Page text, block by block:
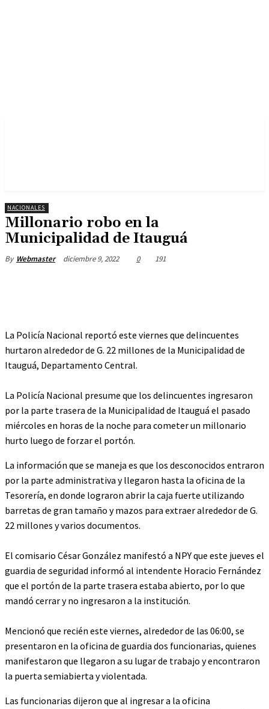
NACIONALES
Millonario robo en la
Municipalidad de Itauguá
By Webmaster diciembre 9, 2022 0 191
La Policía Nacional reportó este viernes que delincuentes
hurtaron alrededor de G. 22 millones de la Municipalidad de
Itauguá, Departamento Central.
La Policía Nacional presume que los delincuentes ingresaron
por la parte trasera de la Municipalidad de Itauguá el pasado
miércoles en horas de la noche para cometer un millonario
hurto luego de forzar el portón.
La información que se maneja es que los desconocidos entraron
por la parte administrativa y llegaron hasta la oficina de la
Tesorería, en donde lograron abrir la caja fuerte utilizando
barretas de gran tamaño y mazos para extraer alrededor de G.
22 millones y varios documentos.
El comisario César González manifestó a NPY que este jueves el
guardia de seguridad informó al intendente Horacio Fernández
que el portón de la parte trasera estaba abierto, por lo que
mandó cerrar y no ingresaron a la institución.
Mencionó que recién este viernes, alrededor de las 06:00, se
presentaron en la oficina de guardia dos funcionarias, quienes
manifestaron que llegaron a su lugar de trabajo y encontraron
la puerta semiabierta y violentada.
Las funcionarias dijeron que al ingresar a la oficina